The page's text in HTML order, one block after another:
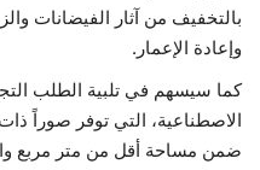
بالتخفيف من آثار الفيضانات
وإعادة الإعمار.
كما سيسهم في تلبية الطلب
الاصطناعية، التي توفر صوراً
ضمن مساحة أقل من متر مربع